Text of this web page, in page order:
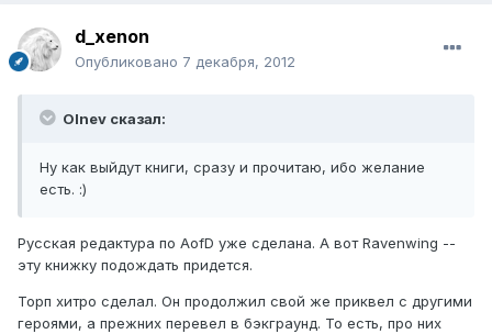
d_xenon
Опубликовано 7 декабря, 2012
Olnev сказал:
Ну как выйдут книги, сразу и прочитаю, ибо желание
есть. :)
Русская редактура по AofD уже сделана. А вот Ravenwing --
эту книжку подождать придется.
Торп хитро сделал. Он продолжил свой же приквел с другими
героями, а прежних перевел в бэкграунд. То есть, про них